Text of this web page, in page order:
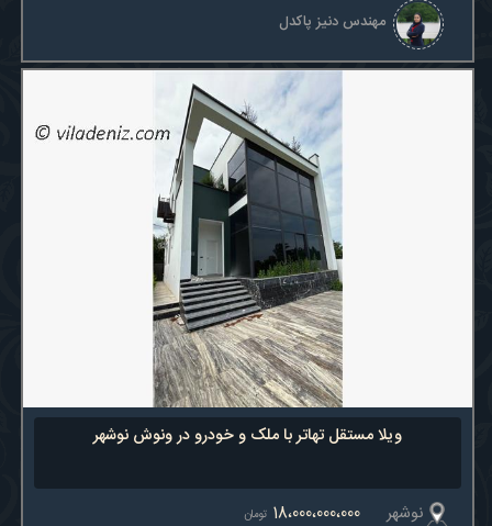
مهندس دنیز پاکدل
ویلا مستقل تهاتر با ملک و خودرو در ونوش نوشهر
نوشهر 18،000،000،000 تومان